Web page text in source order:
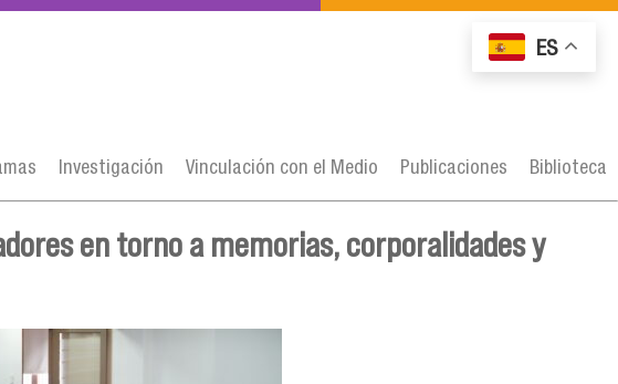
Investigación Vinculación con el Medio Publicaciones Biblioteca
en torno a memorias, corporalidades y
ES